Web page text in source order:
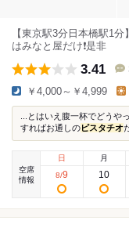
【東京駅3分日本橋駅1
はみなと屋だけ❗️是非
3.41
￥4,000～￥4,999
...とはいえ腹一杯でどうや
すればお通しのピスタチオ
空席
情報
日
8/9
月
10